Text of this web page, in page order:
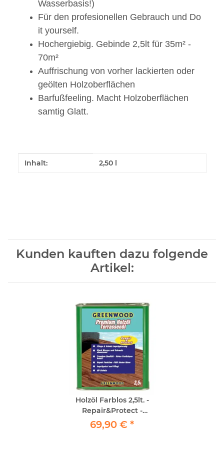
Wasserbasis!)
Für den profesionellen Gebrauch und Do
it yourself.
Hochergiebig. Gebinde 2,5lt für 35m² -
70m²
Auffrischung von vorher lackierten oder
geölten Holzoberflächen
Barfußfeeling. Macht Holzoberflächen
samtig Glatt.
Produkteigenschaft
Wert
Inhalt: 2,50 l
Kunden kauften dazu folgende
Artikel:
Holzöl Farblos 2,5lt. -
Repair&Protect -
Greenwood - Premium
Holzöl
69,90 € *